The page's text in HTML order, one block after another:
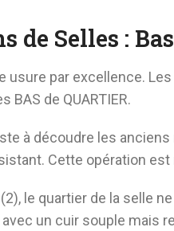
de Selles :
usure par excellence.
BAS de QUARTIER.
à découdre les
Cette opération
le quartier de la selle
un cuir souple mais